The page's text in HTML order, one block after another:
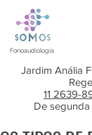
Fonoaudiologia
Jardim Anália
11 2639-
De